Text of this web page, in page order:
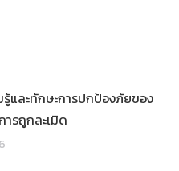
และทักษะการปกป้องภัยของ
รถูกละเมิด